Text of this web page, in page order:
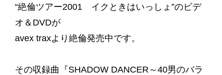
“絶倫ツアー2001 イクときはいっしょ”のビデ
オ＆DVDが
avex traxより絶倫発売中です。
その収録曲『SHADOW DANCER～40男のバラ